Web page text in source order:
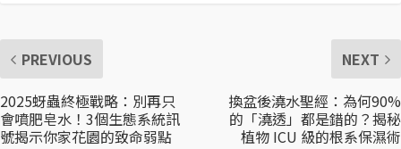
PREVIOUS
2025蚜蟲終極戰略：別再只
會噴肥皂水！3個生態系統訊
號揭示你家花園的致命弱點
NEXT
換盆後澆水聖經：為何90%
的「澆透」都是錯的？揭秘
植物 ICU 級的根系保濕術